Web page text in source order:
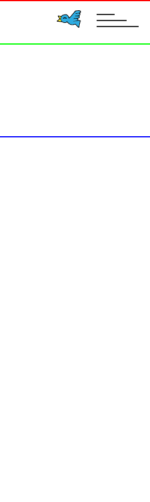
toggle